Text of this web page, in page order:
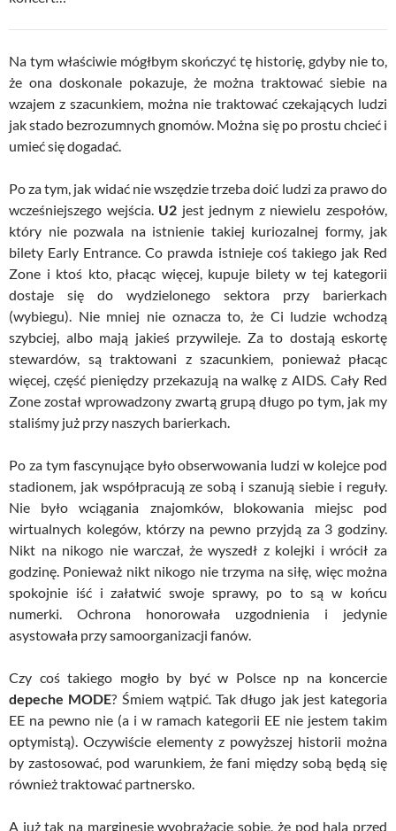
Na tym właściwie mógłbym skończyć tę historię, gdyby nie to,
że ona doskonale pokazuje, że można traktować siebie na
wzajem z szacunkiem, można nie traktować czekających ludzi
jak stado bezrozumnych gnomów. Można się po prostu chcieć i
umieć się dogadać.
Po za tym, jak widać nie wszędzie trzeba doić ludzi za prawo do
wcześniejszego wejścia. U2 jest jednym z niewielu zespołów,
który nie pozwala na istnienie takiej kuriozalnej formy, jak
bilety Early Entrance. Co prawda istnieje coś takiego jak Red
Zone i ktoś kto, płacąc więcej, kupuje bilety w tej kategorii
dostaje się do wydzielonego sektora przy barierkach
(wybiegu). Nie mniej nie oznacza to, że Ci ludzie wchodzą
szybciej, albo mają jakieś przywileje. Za to dostają eskortę
stewardów, są traktowani z szacunkiem, ponieważ płacąc
więcej, część pieniędzy przekazują na walkę z AIDS. Cały Red
Zone został wprowadzony zwartą grupą długo po tym, jak my
staliśmy już przy naszych barierkach.
Po za tym fascynujące było obserwowania ludzi w kolejce pod
stadionem, jak współpracują ze sobą i szanują siebie i reguły.
Nie było wciągania znajomków, blokowania miejsc pod
wirtualnych kolegów, którzy na pewno przyjdą za 3 godziny.
Nikt na nikogo nie warczał, że wyszedł z kolejki i wrócił za
godzinę. Ponieważ nikt nikogo nie trzyma na siłę, więc można
spokojnie iść i załatwić swoje sprawy, po to są w końcu
numerki. Ochrona honorowała uzgodnienia i jedynie
asystowała przy samoorganizacji fanów.
Czy coś takiego mogło by być w Polsce np na koncercie
depeche MODE? Śmiem wątpić. Tak długo jak jest kategoria
EE na pewno nie (a i w ramach kategorii EE nie jestem takim
optymistą). Oczywiście elementy z powyższej historii można
by zastosować, pod warunkiem, że fani między sobą będą się
również traktować partnersko.
A już tak na marginesie wyobrażacie sobie, że pod halą przed